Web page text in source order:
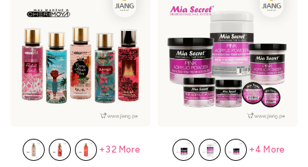
+32 More +4 More